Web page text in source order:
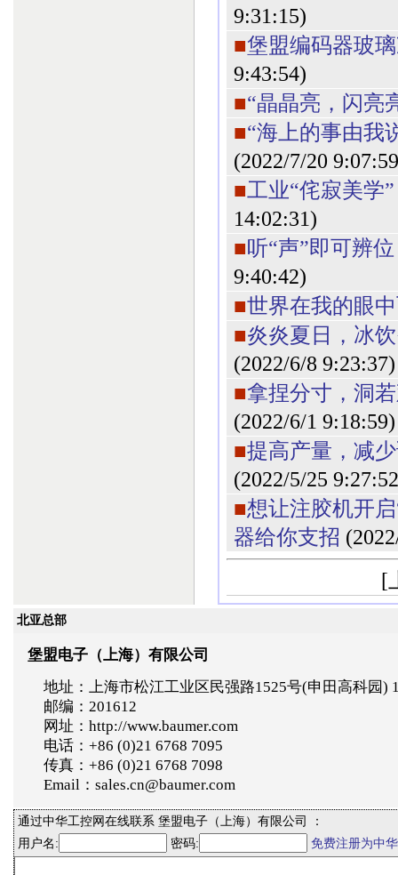
9:31:15)
■堡盟编码器玻
9:43:54)
■“晶晶亮，闪亮
■“海上的事由我
(2022/7/20
■工业“侘寂美
14:02:31)
■听“声”即可辨
9:40:42)
■世界在我的眼
■炎炎夏日，冰
(2022/6/8 9:23:37)
■拿捏分寸，洞
(2022/6/1 9:18:59)
■提高产量，减
(2022/5/25
■想让注胶机开
器给你支招
[
北亚总部
堡盟电子（上海）有限公司
地址：上海市松江工业区民强路1525号(申田高科园)
邮编：201612
网址：http://www.baumer.com
电话：+86 (0)21 6768 7095
传真：+86 (0)21 6768 7098
Email：sales.cn@baumer.com
通过中华工控网在线联系 堡盟电子（上海）有限公司 ：
用户名:
密码: 免费注册为中